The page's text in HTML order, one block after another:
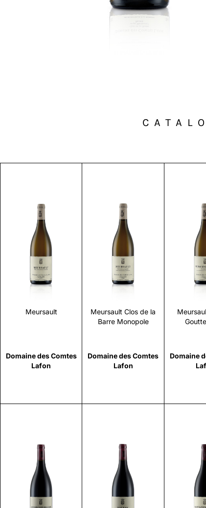
Meursault
Domaine des Comtes
Lafon
Scopri
Meursault Clos de la
Barre Monopole
Domaine des Comtes
Lafon
Scopri
Domaine